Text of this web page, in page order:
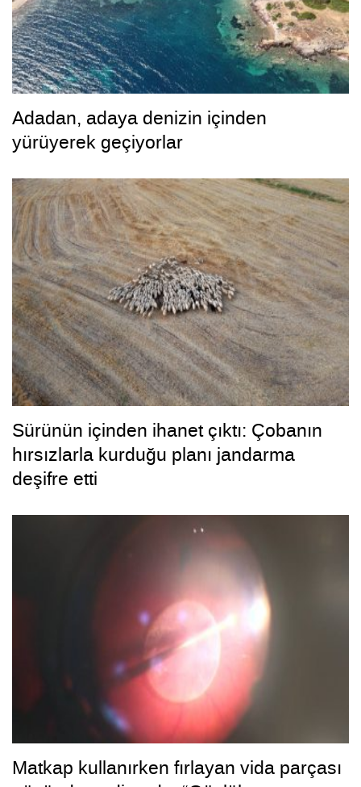
Adadan, adaya denizin içinden
yürüyerek geçiyorlar
Sürünün içinden ihanet çıktı: Çobanın
hırsızlarla kurduğu planı jandarma
deşifre etti
Matkap kullanırken fırlayan vida parçası